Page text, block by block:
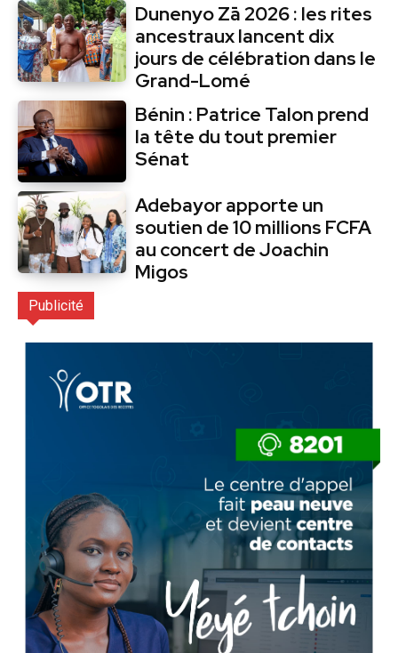
Dunenyo Zā 2026 : les rites
ancestraux lancent dix
jours de célébration dans le
Grand-Lomé
Bénin : Patrice Talon prend
la tête du tout premier
Sénat
Adebayor apporte un
soutien de 10 millions FCFA
au concert de Joachin
Migos
Publicité